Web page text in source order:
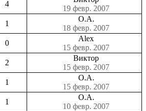
4
19 февр. 2007
1
О.А.
18 февр. 2007
0
Alex
15 февр. 2007
2
Виктор
15 февр. 2007
1
О.А.
15 февр. 2007
1
О.А.
10 февр. 2007